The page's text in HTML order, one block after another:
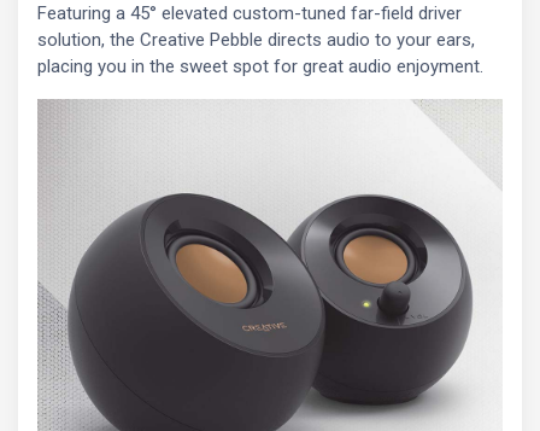
Featuring a 45° elevated custom-tuned far-field driver
solution, the Creative Pebble directs audio to your ears,
placing you in the sweet spot for great audio enjoyment.